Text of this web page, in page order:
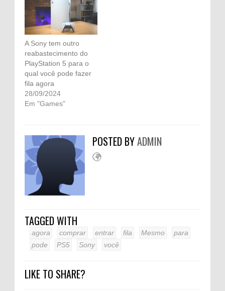
A Sony tem outro
reabastecimento do
PlayStation 5 para o
qual você pode fazer
fila agora
28/09/2024
Em "Games"
POSTED BYADMIN
TAGGED WITH
agora comprar entrar fila Mesmo
para
pode
PS5 Sony você
LIKE TO SHARE?